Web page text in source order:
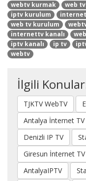
webtv kurmak
web
iptv kurulum
web tv kurulum
internettv kanalı
iptv kanalı
ip tv
webtv
İlgili
TJKTV WebTV
Antalya İnternet TV
Denizli IP TV
Giresun İnternet TV
AntalyaIPTV